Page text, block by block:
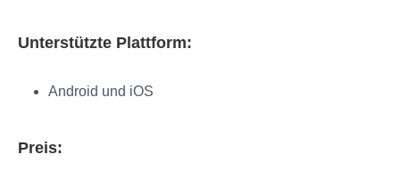
Unterstützte Plattform:
Android und iOS
Preis: